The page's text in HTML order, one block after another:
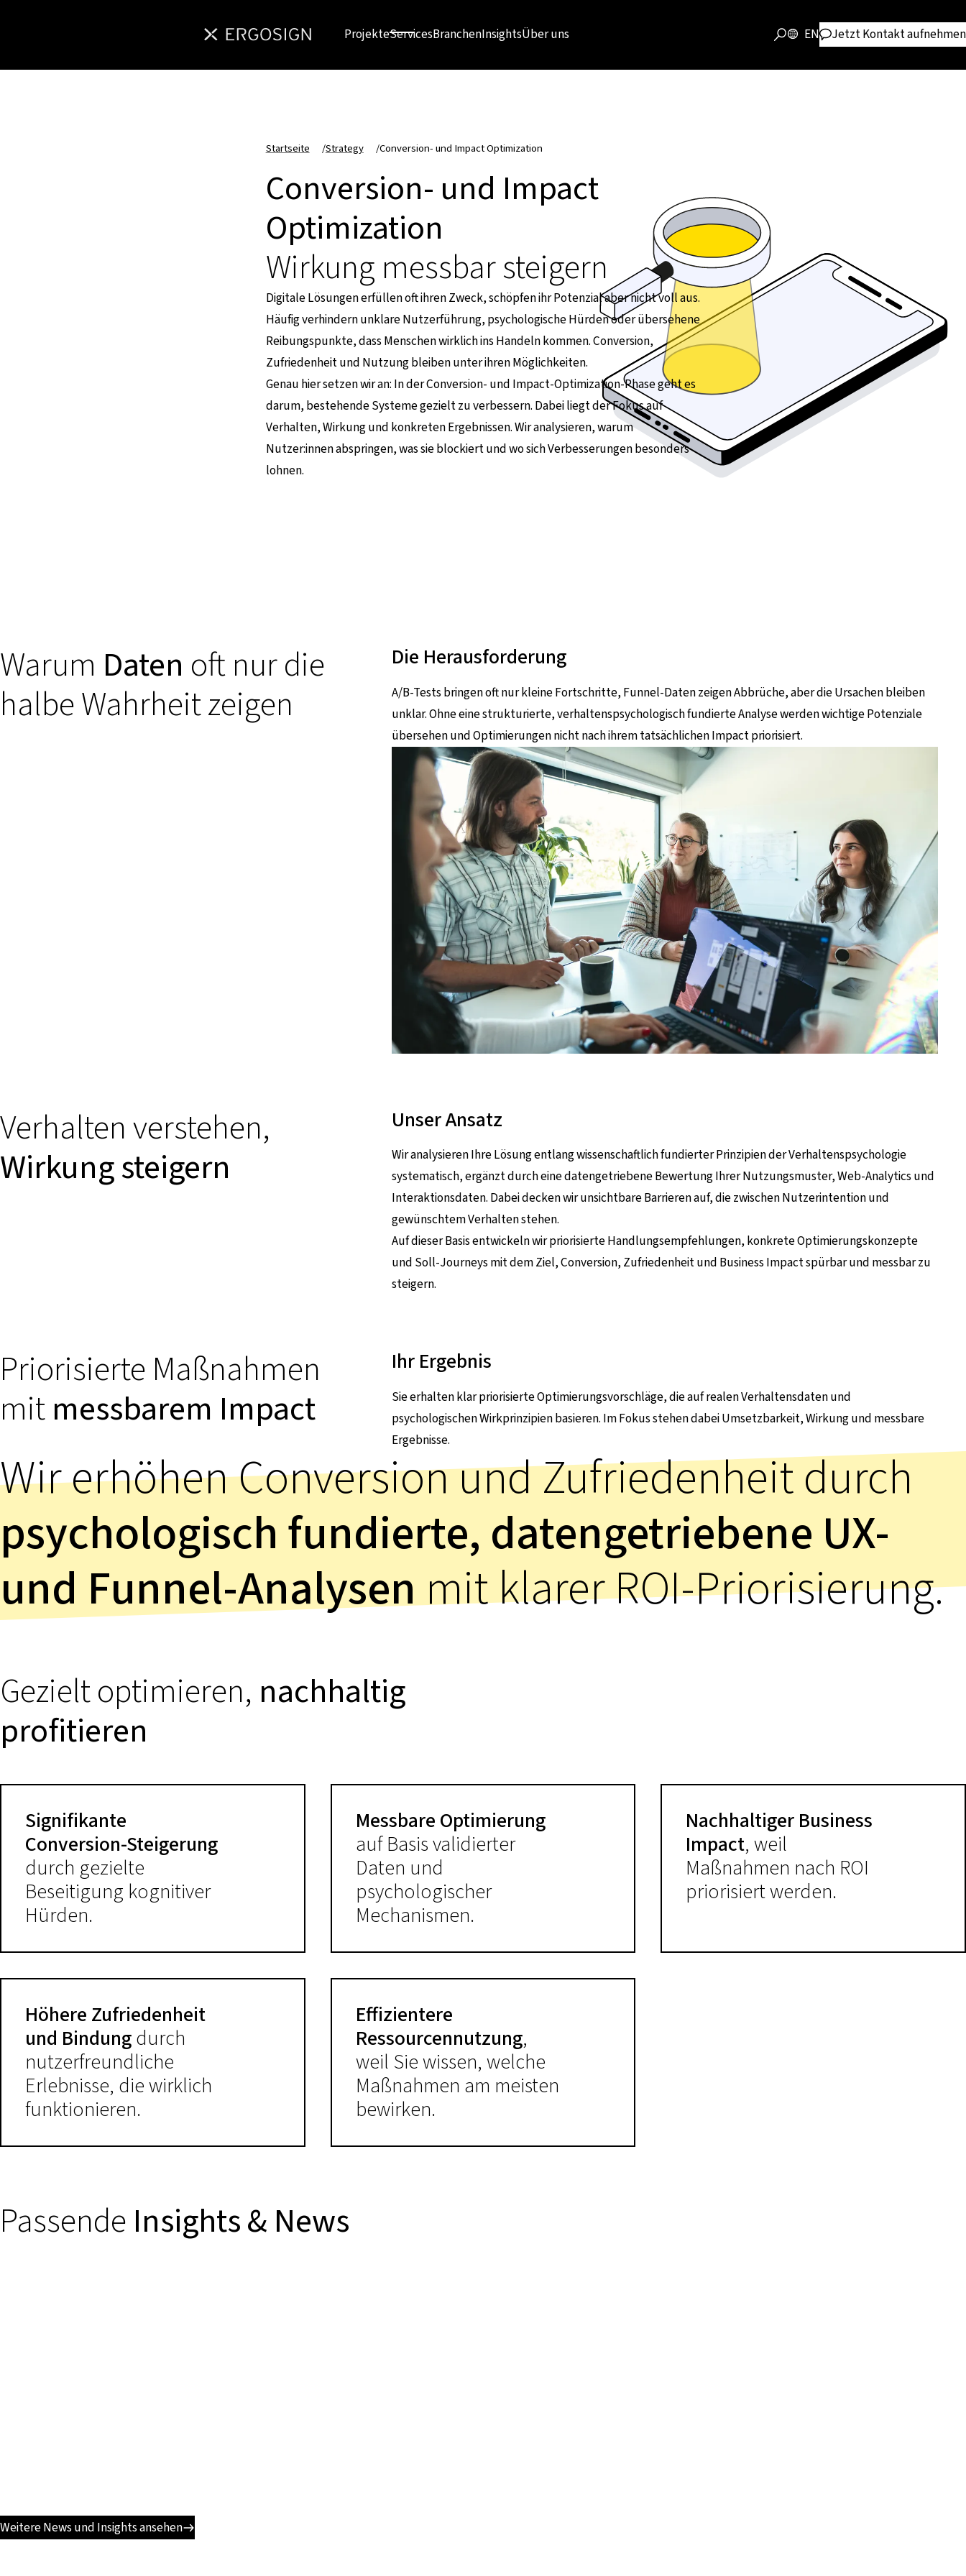
ProjekteServicesBranchenInsightsÜber uns EN Jetzt Kontakt aufnehmen
Startseite /Strategy /Conversion- und Impact Optimization
Conversion- und Impact
Optimization
Wirkung messbar steigern
Digitale Lösungen erfüllen oft ihren Zweck, schöpfen ihr Potenzial aber nicht voll aus.
Häufig verhindern unklare Nutzerführung, psychologische Hürden oder übersehene
Reibungspunkte, dass Menschen wirklich ins Handeln kommen. Conversion,
Zufriedenheit und Nutzung bleiben unter ihren Möglichkeiten.
Genau hier setzen wir an: In der Conversion- und Impact-Optimization-Phase geht es
darum, bestehende Systeme gezielt zu verbessern. Dabei liegt der Fokus auf
Verhalten, Wirkung und konkreten Ergebnissen. Wir analysieren, warum
Nutzer:innen abspringen, was sie blockiert und wo sich Verbesserungen besonders
lohnen.
Warum Daten oft nur die
halbe Wahrheit zeigen
Die Herausforderung
A/B-Tests bringen oft nur kleine Fortschritte, Funnel-Daten zeigen Abbrüche, aber die Ursachen bleiben
unklar. Ohne eine strukturierte, verhaltenspsychologisch fundierte Analyse werden wichtige Potenziale
übersehen und Optimierungen nicht nach ihrem tatsächlichen Impact priorisiert.
Verhalten verstehen,
Wirkung steigern
Unser Ansatz
Wir analysieren Ihre Lösung entlang wissenschaftlich fundierter Prinzipien der Verhaltenspsychologie
systematisch, ergänzt durch eine datengetriebene Bewertung Ihrer Nutzungsmuster, Web-Analytics und
Interaktionsdaten. Dabei decken wir unsichtbare Barrieren auf, die zwischen Nutzerintention und
gewünschtem Verhalten stehen.
Auf dieser Basis entwickeln wir priorisierte Handlungsempfehlungen, konkrete Optimierungskonzepte
und Soll-Journeys mit dem Ziel, Conversion, Zufriedenheit und Business Impact spürbar und messbar zu
steigern.
Priorisierte Maßnahmen
mit messbarem Impact
Ihr Ergebnis
Sie erhalten klar priorisierte Optimierungsvorschläge, die auf realen Verhaltensdaten und
psychologischen Wirkprinzipien basieren. Im Fokus stehen dabei Umsetzbarkeit, Wirkung und messbare
Ergebnisse.
Wir erhöhen Conversion und Zufriedenheit durch
psychologisch fundierte, datengetriebene UX-
und Funnel-Analysenmit klarer ROI-Priorisierung.
Gezielt optimieren, nachhaltig
profitieren
Signifikante
Conversion-Steigerung
durch gezielte
Beseitigung kognitiver
Hürden.
Messbare Optimierung
auf Basis validierter
Daten und
psychologischer
Mechanismen.
Nachhaltiger Business
Impact, weil
Maßnahmen nach ROI
priorisiert werden.
Höhere Zufriedenheit
und Bindungdurch
nutzerfreundliche
Erlebnisse, die wirklich
funktionieren.
Effizientere
Ressourcennutzung,
weil Sie wissen, welche
Maßnahmen am meisten
bewirken.
Passende Insights & News
Weitere News und Insights ansehen